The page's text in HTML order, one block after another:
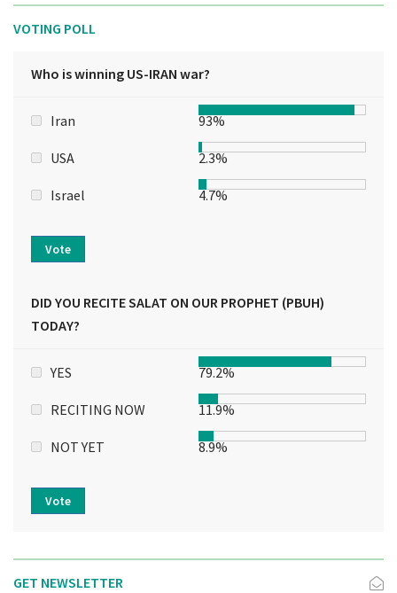
VOTING POLL
Who is winning US-IRAN war?
Iran 93%
USA 2.3%
Israel 4.7%
Vote
DID YOU RECITE SALAT ON OUR PROPHET (PBUH)
TODAY?
YES 79.2%
RECITING NOW 11.9%
NOT YET 8.9%
Vote
GET NEWSLETTER